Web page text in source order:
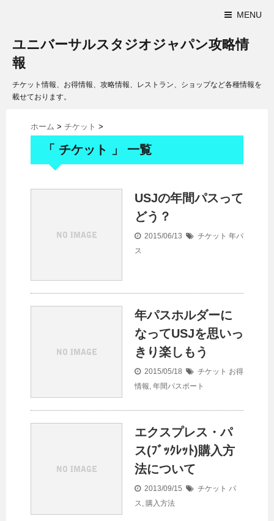
MENU
ユニバーサルスタジオジャパン攻略情
報
チケット情報、お得情報、攻略情報、レストラン、ショップなど各種情報を
載せております。
ホーム > チケット >
「 チケット 」 一覧
USJの年間パスって
どう？
2015/06/13 チケット 年パ
ス
年パスホルダーに
なってUSJを思いっ
きり楽しもう
2015/05/18 チケット お得
情報, 年間パスポート
エクスプレス・パ
ス(ﾌﾞｯｸﾚｯﾄ)購入方
法について
2013/09/15 チケット パ
ス, 購入方法